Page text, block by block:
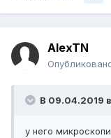
AlexTN
В 09.04.2019
у него